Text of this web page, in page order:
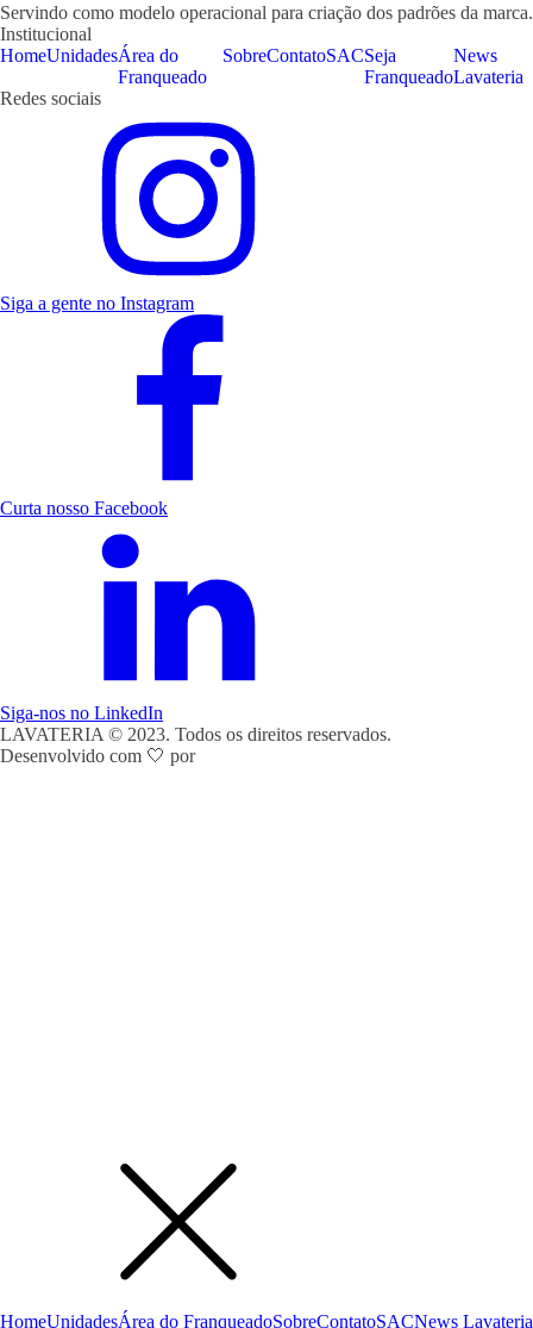
Servindo como modelo operacional para criação dos padrões da marca.
Institucional
HomeUnidadesÁrea do
Franqueado
SobreContatoSACSeja
Franqueado
News
Lavateria
Redes sociais
Siga a gente no Instagram
Curta nosso Facebook
Siga-nos no LinkedIn
LAVATERIA © 2023. Todos os direitos reservados.
Desenvolvido com 🤍 por
HomeUnidadesÁrea do FranqueadoSobreContatoSACNews Lavateria